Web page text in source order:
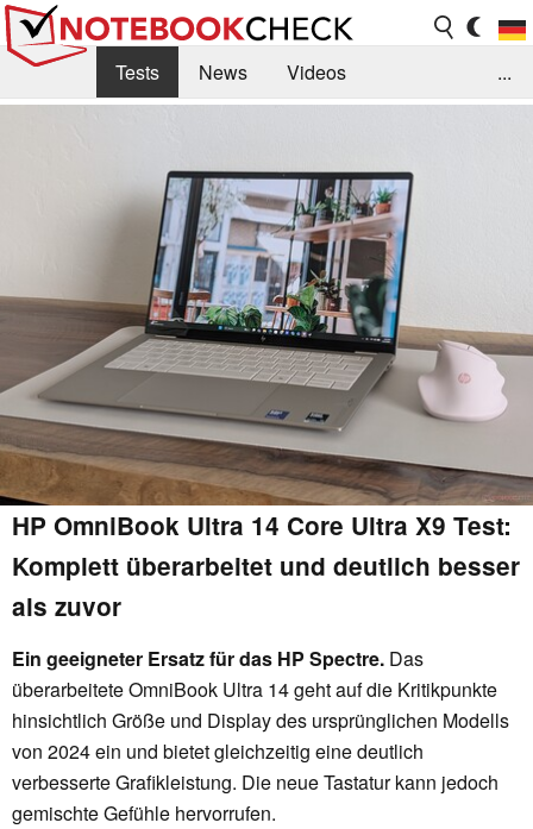
Tests News
Videos
Deals Suche
Jobs
...
HP OmniBook Ultra 14 Core Ultra X9 Test:
Komplett überarbeitet und deutlich besser
als zuvor
Ein geeigneter Ersatz für das HP Spectre. Das
überarbeitete OmniBook Ultra 14 geht auf die Kritikpunkte
hinsichtlich Größe und Display des ursprünglichen Modells
von 2024 ein und bietet gleichzeitig eine deutlich
verbesserte Grafikleistung. Die neue Tastatur kann jedoch
gemischte Gefühle hervorrufen.